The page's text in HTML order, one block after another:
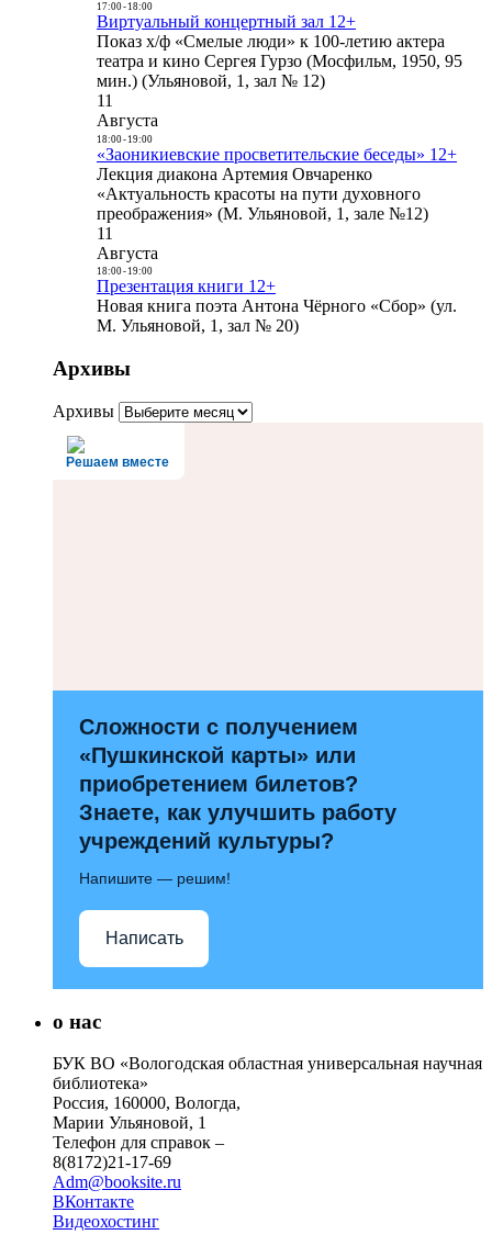
17:00- 18:00
Виртуальный концертный зал 12+
Показ х/ф «Смелые люди» к 100-летию актера
театра и кино Сергея Гурзо (Мосфильм, 1950, 95
мин.) (Ульяновой, 1, зал № 12)
11
Августа
18:00- 19:00
«Заоникиевские просветительские беседы» 12+
Лекция диакона Артемия Овчаренко
«Актуальность красоты на пути духовного
преображения» (М. Ульяновой, 1, зале №12)
11
Августа
18:00- 19:00
Презентация книги 12+
Новая книга поэта Антона Чёрного «Сбор» (ул.
М. Ульяновой, 1, зал № 20)
Архивы
Архивы
Решаем вместе
Сложности с получением
«Пушкинской карты» или
приобретением билетов?
Знаете, как улучшить работу
учреждений культуры?
Напишите — решим!
Написать
о нас
БУК ВО «Вологодская областная универсальная научная
библиотека»
Россия, 160000, Вологда,
Марии Ульяновой, 1
Телефон для справок –
8(8172)21-17-69
Adm@booksite.ru
ВКонтакте
Видеохостинг